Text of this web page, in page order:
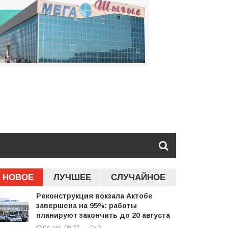
НОВОЕ ЛУЧШЕЕ СЛУЧАЙНОЕ
Реконструкция вокзала Актобе
завершена на 95%: работы
планируют закончить до 20 августа